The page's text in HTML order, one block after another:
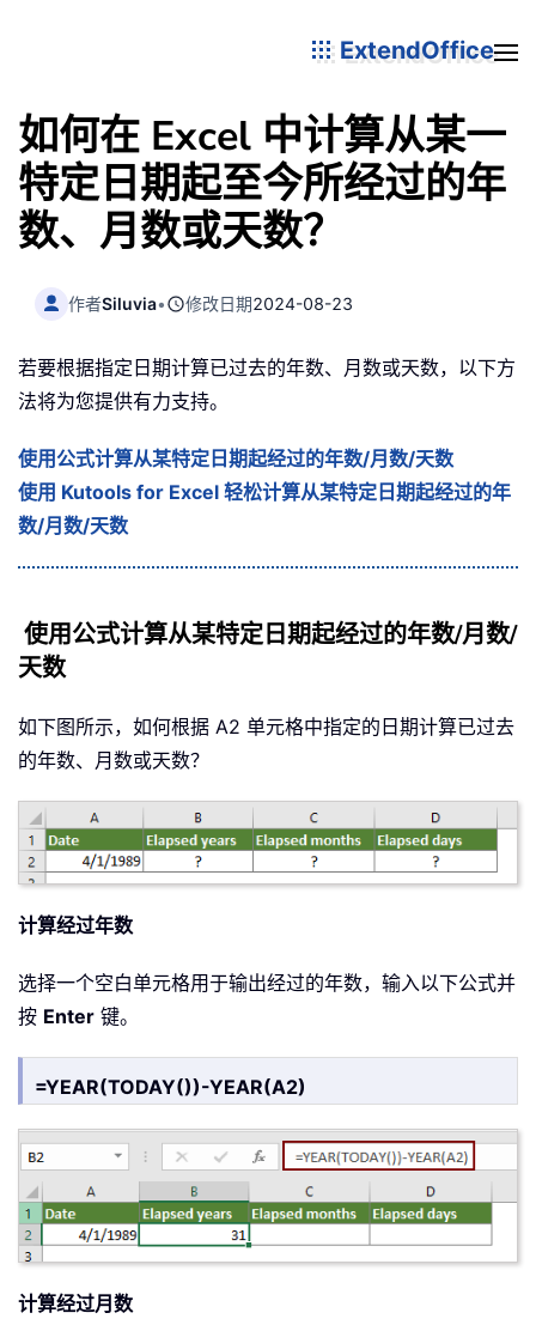
ExtendOffice
如何在 Excel 中计算从某一
特定日期起至今所经过的年
数、月数或天数？
作者Siluvia• 修改日期2024-08-23
若要根据指定日期计算已过去的年数、月数或天数，以下方
法将为您提供有力支持。
使用公式计算从某特定日期起经过的年数/月数/天数
使用 Kutools for Excel 轻松计算从某特定日期起经过的年
数/月数/天数
使用公式计算从某特定日期起经过的年数/月数/
天数
如下图所示，如何根据 A2 单元格中指定的日期计算已过去
的年数、月数或天数？
计算经过年数
选择一个空白单元格用于输出经过的年数，输入以下公式并
按 Enter 键。
=YEAR(TODAY())-YEAR(A2)
计算经过月数